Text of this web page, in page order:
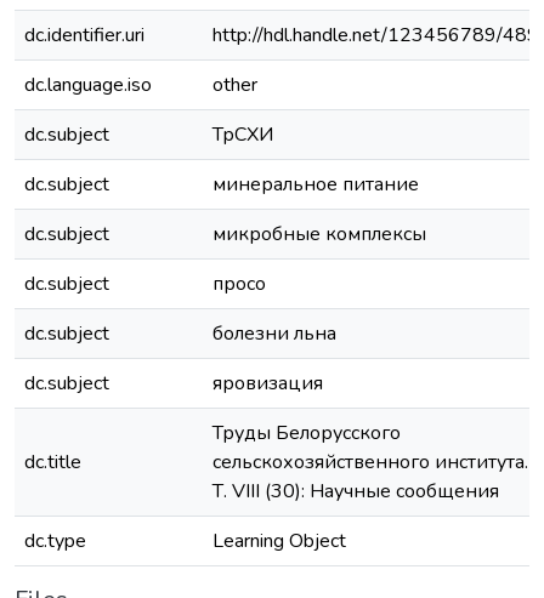
dc.identifier.uri
http://hdl.handle.net/123456789/489
dc.language.iso
other
dc.subject
ТрСХИ
dc.subject
минеральное питание
dc.subject
микробные комплексы
dc.subject
просо
dc.subject
болезни льна
dc.subject
яровизация
dc.title
Труды Белорусского
сельскохозяйственного института.
Т. VIII (30): Научные сообщения
dc.type
Learning Object